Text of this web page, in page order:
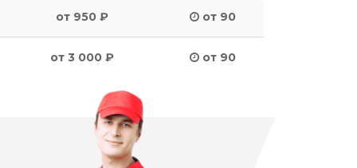
от 950 ₽ от 90
от 3 000 ₽ от 90